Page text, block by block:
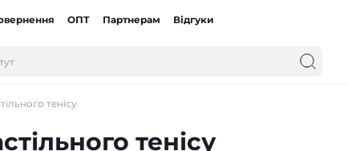
ОПТ Партнерам Відгуки
тенісу
тенісу